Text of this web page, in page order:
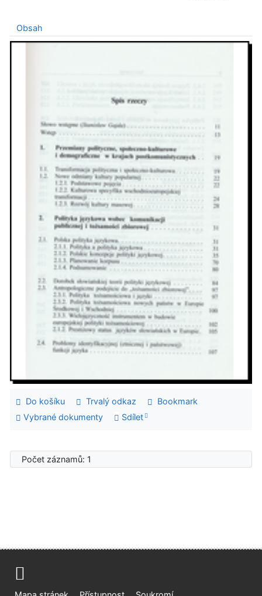
Obsah
Do košíku Trvalý odkaz
Bookmark
Vybrané dokumenty
Sdílet
Počet záznamů: 1